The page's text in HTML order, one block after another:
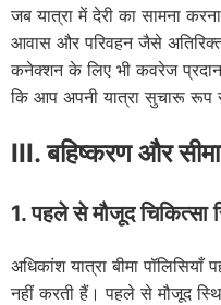
जब यात्रा में देरी का सामना
आवास और परिवहन जैसे
कनेक्शन के लिए भी कवरेज
कि आप अपनी यात्रा सुचारू रूप
III. बहिष्करण और
1. पहले से मौजूद चिकित्सा
अधिकांश यात्रा बीमा
नहीं करती हैं। पहले से मौजूद